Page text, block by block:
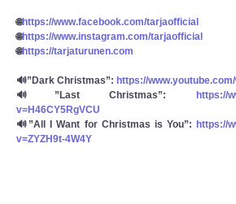
🌐https://www.facebook.com/tarjaofficial
🌐https://www.instagram.com/tarjaofficial
🌐https://tarjaturunen.com
🔊”Dark Christmas”: https://
🔊”Last Christmas”:
https://
v=H46CY5RgVCU
🔊”All I Want for Christmas is You”: https://
v=ZYZH9t-4W4Y